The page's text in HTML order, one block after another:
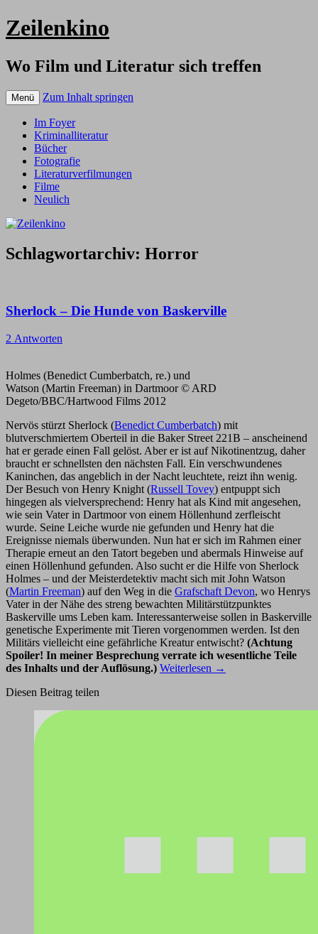
Zeilenkino
Wo Film und Literatur sich treffen
Menü Zum Inhalt springen
Im Foyer
Kriminalliteratur
Bücher
Fotografie
Literaturverfilmungen
Filme
Neulich
Schlagwortarchiv: Horror
Sherlock – Die Hunde von Baskerville
2 Antworten
Holmes (Benedict Cumberbatch, re.) und
Watson (Martin Freeman) in Dartmoor © ARD
Degeto/BBC/Hartwood Films 2012
Nervös stürzt Sherlock (Benedict Cumberbatch) mit
blutverschmiertem Oberteil in die Baker Street 221B – anscheinend
hat er gerade einen Fall gelöst. Aber er ist auf Nikotinentzug, daher
braucht er schnellsten den nächsten Fall. Ein verschwundenes
Kaninchen, das angeblich in der Nacht leuchtete, reizt ihn wenig.
Der Besuch von Henry Knight (Russell Tovey) entpuppt sich
hingegen als vielversprechend: Henry hat als Kind mit angesehen,
wie sein Vater in Dartmoor von einem Höllenhund zerfleischt
wurde. Seine Leiche wurde nie gefunden und Henry hat die
Ereignisse niemals überwunden. Nun hat er sich im Rahmen einer
Therapie erneut an den Tatort begeben und abermals Hinweise auf
einen Höllenhund gefunden. Also sucht er die Hilfe von Sherlock
Holmes – und der Meisterdetektiv macht sich mit John Watson
(Martin Freeman) auf den Weg in die Grafschaft Devon, wo Henrys
Vater in der Nähe des streng bewachten Militärstützpunktes
Baskerville ums Leben kam. Interessanterweise sollen in Baskerville
genetische Experimente mit Tieren vorgenommen werden. Ist den
Militärs vielleicht eine gefährliche Kreatur entwischt? (Achtung
Spoiler! In meiner Besprechung verrate ich wesentliche Teile
des Inhalts und der Auflösung.) Weiterlesen →
Diesen Beitrag teilen